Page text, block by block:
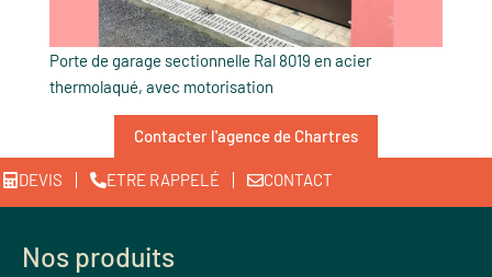
Porte de garage sectionnelle Ral 8019 en acier
thermolaqué, avec motorisation
Contacter l'agence de Chartres
DEVIS ETRE RAPPELÉ CONTACT
Nos produits